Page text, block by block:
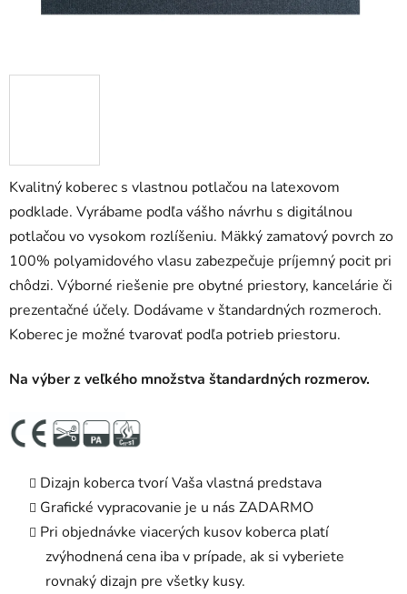
Kvalitný koberec s vlastnou potlačou na latexovom
podklade. Vyrábame podľa vášho návrhu s digitálnou
potlačou vo vysokom rozlíšeniu. Mäkký zamatový povrch zo
100% polyamidového vlasu zabezpečuje príjemný pocit pri
chôdzi. Výborné riešenie pre obytné priestory, kancelárie či
prezentačné účely. Dodávame v štandardných rozmeroch.
Koberec je možné tvarovať podľa potrieb priestoru.
Na výber z veľkého množstva štandardných rozmerov.
Dizajn koberca tvorí Vaša vlastná predstava
Grafické vypracovanie je u nás ZADARMO
Pri objednávke viacerých kusov koberca platí
zvýhodnená cena iba v prípade, ak si vyberiete
rovnaký dizajn pre všetky kusy.